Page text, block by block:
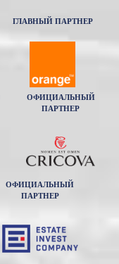
ГЛАВНЫЙ ПАРТНЕР
ОФИЦИАЛЬНЫЙ
ПАРТНЕР
ОФИЦИАЛЬНЫЙ
ПАРТНЕР